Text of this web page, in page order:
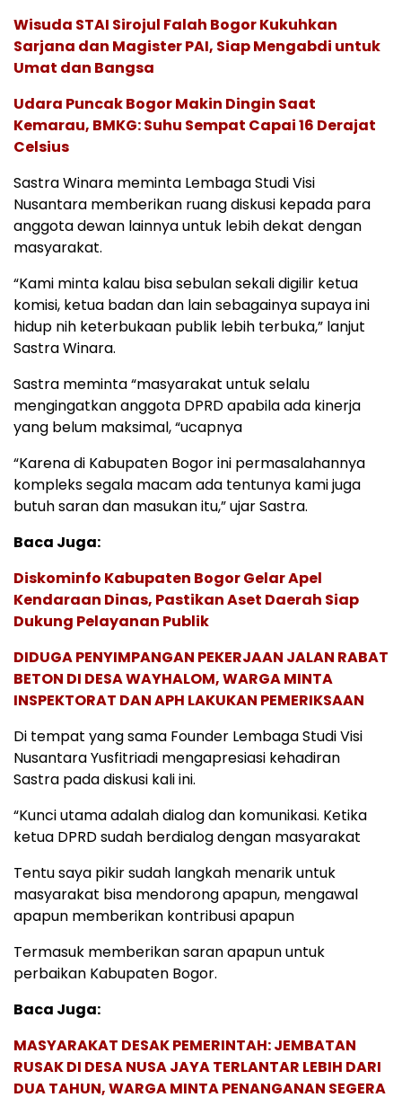
Wisuda STAI Sirojul Falah Bogor Kukuhkan
Sarjana dan Magister PAI, Siap Mengabdi untuk
Umat dan Bangsa
Udara Puncak Bogor Makin Dingin Saat
Kemarau, BMKG: Suhu Sempat Capai 16 Derajat
Celsius
Sastra Winara meminta Lembaga Studi Visi
Nusantara memberikan ruang diskusi kepada para
anggota dewan lainnya untuk lebih dekat dengan
masyarakat.
“Kami minta kalau bisa sebulan sekali digilir ketua
komisi, ketua badan dan lain sebagainya supaya ini
hidup nih keterbukaan publik lebih terbuka,” lanjut
Sastra Winara.
Sastra meminta “masyarakat untuk selalu
mengingatkan anggota DPRD apabila ada kinerja
yang belum maksimal, “ucapnya
“Karena di Kabupaten Bogor ini permasalahannya
kompleks segala macam ada tentunya kami juga
butuh saran dan masukan itu,” ujar Sastra.
Baca Juga:
Diskominfo Kabupaten Bogor Gelar Apel
Kendaraan Dinas, Pastikan Aset Daerah Siap
Dukung Pelayanan Publik
DIDUGA PENYIMPANGAN PEKERJAAN JALAN RABAT
BETON DI DESA WAYHALOM, WARGA MINTA
INSPEKTORAT DAN APH LAKUKAN PEMERIKSAAN
Di tempat yang sama Founder Lembaga Studi Visi
Nusantara Yusfitriadi mengapresiasi kehadiran
Sastra pada diskusi kali ini.
“Kunci utama adalah dialog dan komunikasi. Ketika
ketua DPRD sudah berdialog dengan masyarakat
Tentu saya pikir sudah langkah menarik untuk
masyarakat bisa mendorong apapun, mengawal
apapun memberikan kontribusi apapun
Termasuk memberikan saran apapun untuk
perbaikan Kabupaten Bogor.
Baca Juga:
MASYARAKAT DESAK PEMERINTAH: JEMBATAN
RUSAK DI DESA NUSA JAYA TERLANTAR LEBIH DARI
DUA TAHUN, WARGA MINTA PENANGANAN SEGERA